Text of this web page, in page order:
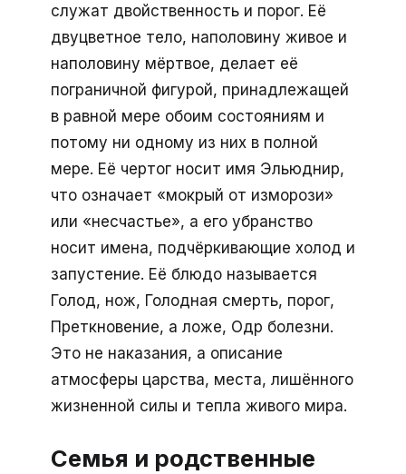
служат двойственность и порог. Её
двуцветное тело, наполовину живое и
наполовину мёртвое, делает её
пограничной фигурой, принадлежащей
в равной мере обоим состояниям и
потому ни одному из них в полной
мере. Её чертог носит имя Эльюднир,
что означает «мокрый от изморози»
или «несчастье», а его убранство
носит имена, подчёркивающие холод и
запустение. Её блюдо называется
Голод, нож, Голодная смерть, порог,
Преткновение, а ложе, Одр болезни.
Это не наказания, а описание
атмосферы царства, места, лишённого
жизненной силы и тепла живого мира.
Семья и родственные